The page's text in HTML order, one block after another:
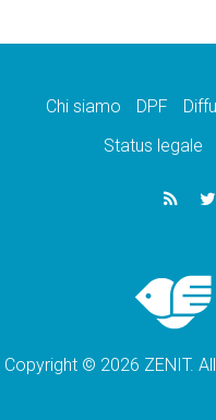
Chi siamo DPF
Status legale
Copyright © 2026 ZENIT.